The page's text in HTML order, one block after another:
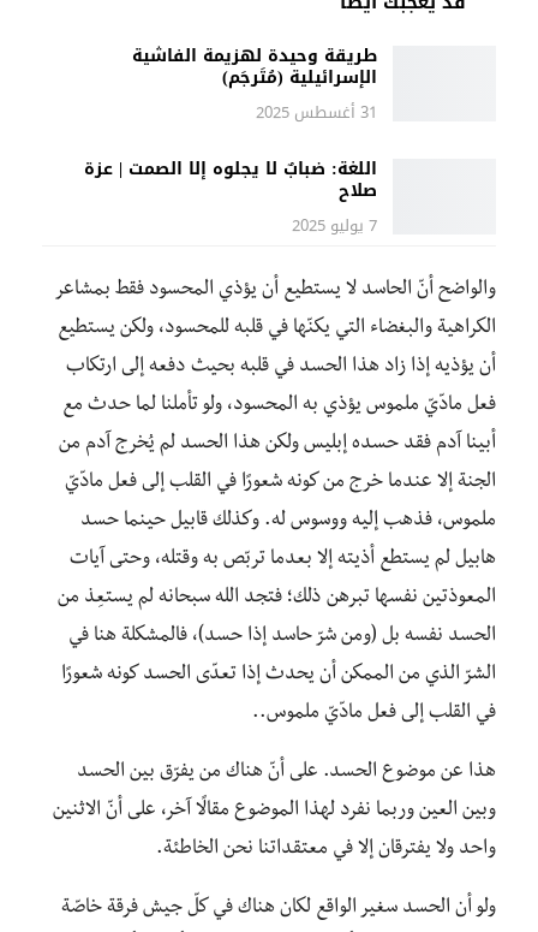
طريقة وحيدة لهزيمة الفاشية
الإسرائيلية (مُتَرجَم)
31 أغسطس 2025
اللغة: ضبابٌ لا يجلوه إلا الصمت | عزة
صلاح
7 يوليو 2025
والواضح أنّ الحاسد لا يستطيع أن يؤذي المحسود فقط بمشاعر
الكراهية والبغضاء التي يكنّها في قلبه للمحسود، ولكن يستطيع
أن يؤذيه إذا زاد هذا الحسد في قلبه بحيث دفعه إلى ارتكاب
فعل مادّيّ ملموس يؤذي به المحسود، ولو تأملنا لما حدث مع
أبينا آدم فقد حسده إبليس ولكن هذا الحسد لم يُخرج آدم من
الجنة إلا عندما خرج من كونه شعورًا في القلب إلى فعل مادّيّ
ملموس، فذهب إليه ووسوس له. وكذلك قابيل حينما حسد
هابيل لم يستطع أذيته إلا بعدما تربّص به وقتله، وحتى آيات
المعوذتين نفسها تبرهن ذلك؛ فتجد الله سبحانه لم يستعِذ من
الحسد نفسه بل (ومن شرّ حاسد إذا حسد)، فالمشكلة هنا في
الشرّ الذي من الممكن أن يحدث إذا تعدّى الحسد كونه شعورًا
في القلب إلى فعل مادّيّ ملموس..
هذا عن موضوع الحسد. على أنّ هناك من يفرّق بين الحسد
وبين العين وربما نفرد لهذا الموضوع مقالًا آخر، على أنّ الاثنين
واحد ولا يفترقان إلا في معتقداتنا نحن الخاطئة.
ولو أن الحسد سغير الواقع لكان هناك في كلّ جيش فرقة خاصّة